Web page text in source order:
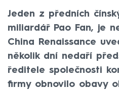
Jeden z předních
miliardář Pao Fan, je
China Renaissance
několik dní nedaří
ředitele společnosti
firmy obnovilo obavy